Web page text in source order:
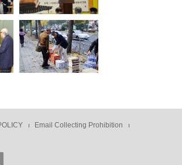
Email Collecting Prohibition